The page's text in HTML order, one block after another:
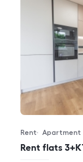
Rent flats
Offer type
Rent
Property type
Apartment